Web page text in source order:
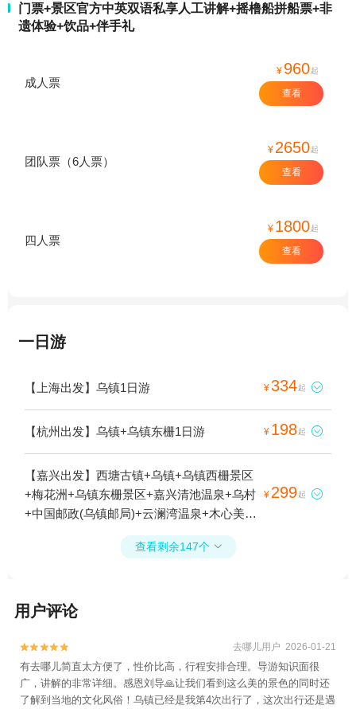
门票+景区官方中英双语私享人工讲解+摇橹船拼船票+非
遗体验+饮品+伴手礼
成人票
¥ 960起
查看
团队票（6人票）
¥ 2650起
查看
四人票
¥ 1800起
查看
一日游
【上海出发】乌镇1日游 ¥334起 
【杭州出发】乌镇+乌镇东栅1日游 ¥ 198起 
【嘉兴出发】西塘古镇+乌镇+乌镇西栅景区
+梅花洲+乌镇东栅景区+嘉兴清池温泉+乌村
+中国邮政(乌镇邮局)+云澜湾温泉+木心美术
馆+乌镇民宿+乌镇游船1日游
¥ 299起 
查看剩余147个 
用户评论

 去哪儿用户 2026-01-21
有去哪儿简直太方便了，性价比高，行程安排合理。导游知识面很
广，讲解的非常详细。感恩刘导🙏让我们看到这么美的景色的同时还
了解到当地的文化风俗！乌镇已经是我第4次出行了，这次出行还是遇